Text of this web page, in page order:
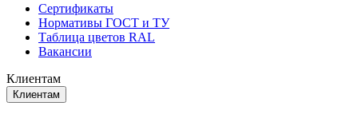
Сертификаты
Нормативы ГОСТ и ТУ
Таблица цветов RAL
Вакансии
Клиентам
Клиентам